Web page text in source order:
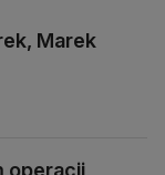
Marek